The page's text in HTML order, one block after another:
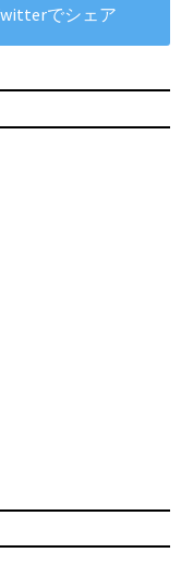
でシェア